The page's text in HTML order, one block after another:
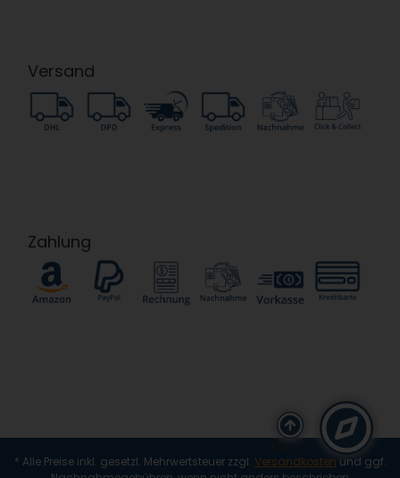
Versand
Zahlung
* Alle Preise inkl. gesetzl. Mehrwertsteuer zzgl. Versandkosten und ggf.